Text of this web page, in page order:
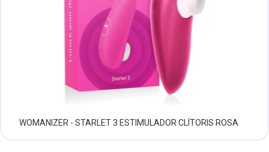
WOMANIZER - STARLET 3 ESTIMULADOR CLÍTORIS ROSA